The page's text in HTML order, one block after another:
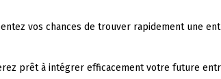
vos chances de trouver rapidement une
prêt à intégrer efficacement votre future